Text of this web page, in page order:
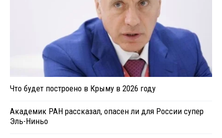
Что будет построено в Крыму в 2026 году
Академик РАН рассказал, опасен ли для России супер
Эль-Ниньо